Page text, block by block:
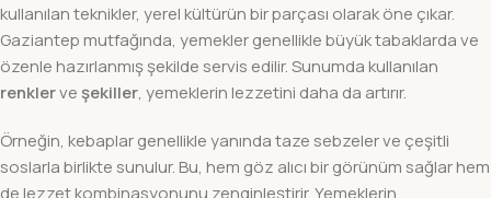
kullanılan teknikler, yerel kültürün bir parçası olarak öne çıkar.
Gaziantep mutfağında, yemekler genellikle büyük tabaklarda ve
özenle hazırlanmış şekilde servis edilir. Sunumda kullanılan
renklerve şekiller, yemeklerin lezzetini daha da artırır.
Örneğin, kebaplar genellikle yanında taze sebzeler ve çeşitli
soslarla birlikte sunulur. Bu, hem göz alıcı bir görünüm sağlar hem
de lezzet kombinasyonunu zenginleştirir. Yemeklerin